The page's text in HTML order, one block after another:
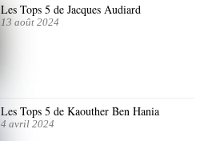
Les Tops 5 de Jacques Audiard
13 août 2024
Les Tops 5 de Kaouther Ben Hania
4 avril 2024